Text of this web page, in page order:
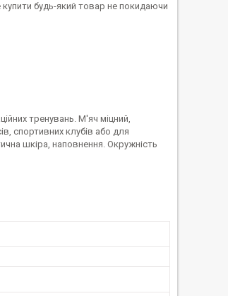
купити будь-який товар не покидаючи
тренувань. М'яч міцний,
спортивних клубів або для
шкіра, наповнення. Окружність